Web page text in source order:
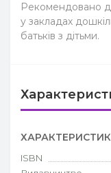
Рекомендовано
у закладах
батьків з дітьми.
ISBN